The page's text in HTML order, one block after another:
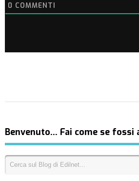
0 COMMENTI
Benvenuto… Fai come se fossi